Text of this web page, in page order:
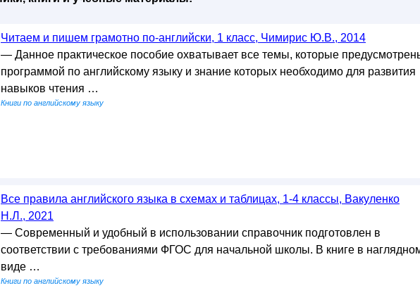
Читаем и пишем грамотно по-английски, 1 класс, Чимирис Ю.В., 2014
— Данное практическое пособие охватывает все темы, которые предусмотрены
программой по английскому языку и знание которых необходимо для развития
навыков чтения …
Все правила английского языка в схемах и таблицах, 1-4 классы, Вакуленко
Н.Л., 2021
— Современный и удобный в использовании справочник подготовлен в
соответствии с требованиями ФГОС для начальной школы. В книге в наглядном
виде …